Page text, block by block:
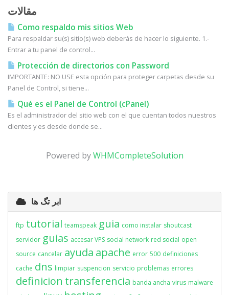
مقالات
Como respaldo mis sitios Web
Para respaldar su(s) sitio(s) web deberás de hacer lo siguiente. 1.-
Entrar a tu panel de control...
Protección de directorios con Password
IMPORTANTE: NO USE esta opción para proteger carpetas desde su
Panel de Control, si tiene...
Qué es el Panel de Control (cPanel)
Es el administrador del sitio web con el que cuentan todos nuestros
clientes y es desde donde se...
Powered byWHMCompleteSolution
ابر تگ ها
ftp tutorial teamspeak guia como instalar shoutcast
servidor guias accesar VPS social network red social open
source cancelar ayuda apache error 500 definiciones
cache dns limpiar suspencion servicio problemas errores
definicion transferencia banda ancha virus malware